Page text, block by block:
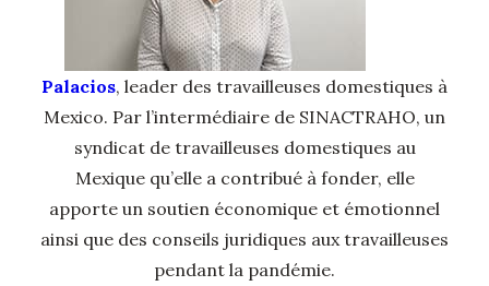
Palacios, leader des travailleuses domestiques à
Mexico. Par l’intermédiaire de SINACTRAHO, un
syndicat de travailleuses domestiques au
Mexique qu’elle a contribué à fonder, elle
apporte un soutien économique et émotionnel
ainsi que des conseils juridiques aux travailleuses
pendant la pandémie.